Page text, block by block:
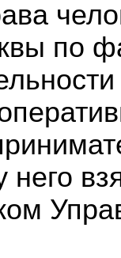
по
него